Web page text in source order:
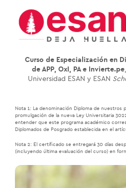
Curso de Especialización en
de APP, OxI, PA e Invierte.pe
Universidad ESAN y ESAN
Nota 1: La denominación Diploma de nuestros
promulgación de la nueva Ley Universitaria
entender que este programa académico
Diplomados de Posgrado establecida en el
Nota 2: El certificado se entregará 30 días
(incluyendo última evaluación del curso) en